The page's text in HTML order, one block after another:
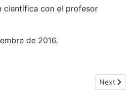
científica con el profesor
de 2016.
Ana Reguera a Rennes Next
Next